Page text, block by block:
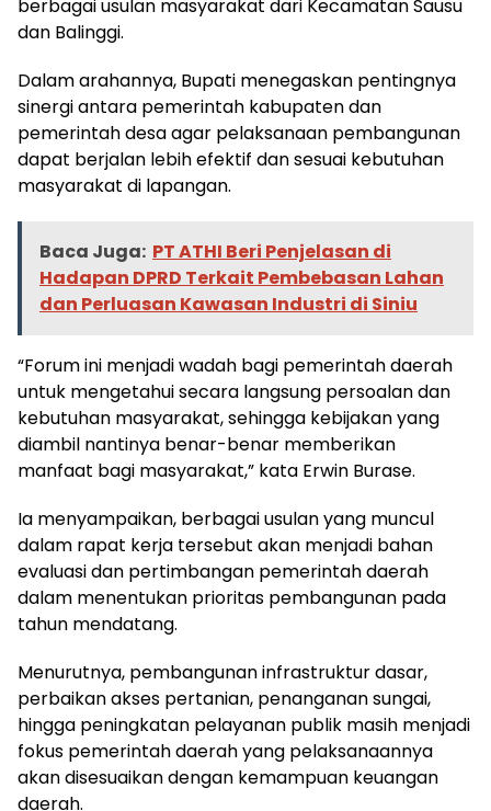
berbagai usulan masyarakat dari Kecamatan Sausu
dan Balinggi.
Dalam arahannya, Bupati menegaskan pentingnya
sinergi antara pemerintah kabupaten dan
pemerintah desa agar pelaksanaan pembangunan
dapat berjalan lebih efektif dan sesuai kebutuhan
masyarakat di lapangan.
Baca Juga: PT ATHI Beri Penjelasan di
Hadapan DPRD Terkait Pembebasan Lahan
dan Perluasan Kawasan Industri di Siniu
“Forum ini menjadi wadah bagi pemerintah daerah
untuk mengetahui secara langsung persoalan dan
kebutuhan masyarakat, sehingga kebijakan yang
diambil nantinya benar-benar memberikan
manfaat bagi masyarakat,” kata Erwin Burase.
Ia menyampaikan, berbagai usulan yang muncul
dalam rapat kerja tersebut akan menjadi bahan
evaluasi dan pertimbangan pemerintah daerah
dalam menentukan prioritas pembangunan pada
tahun mendatang.
Menurutnya, pembangunan infrastruktur dasar,
perbaikan akses pertanian, penanganan sungai,
hingga peningkatan pelayanan publik masih menjadi
fokus pemerintah daerah yang pelaksanaannya
akan disesuaikan dengan kemampuan keuangan
daerah.